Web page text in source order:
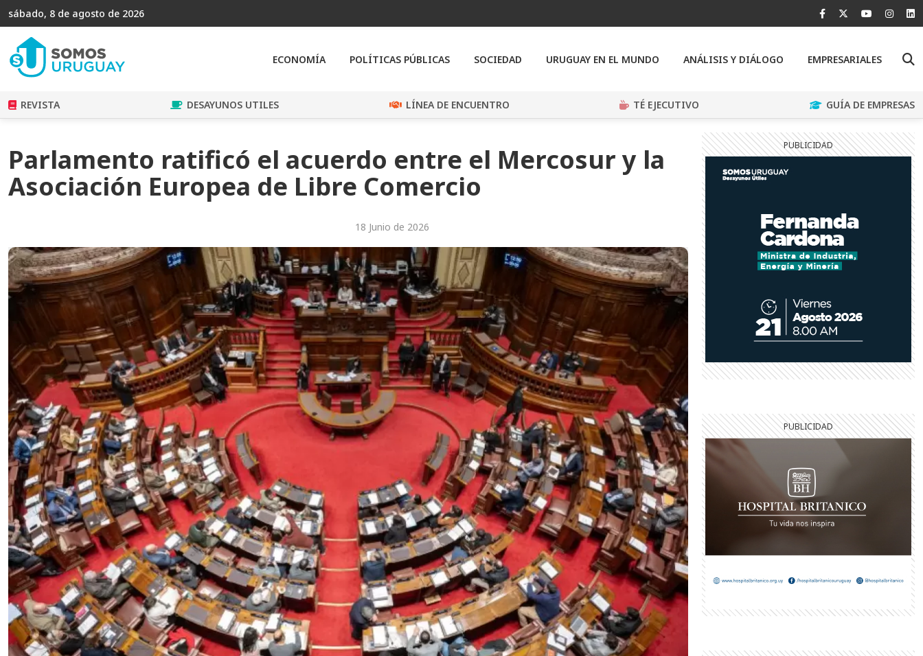
sábado, 8 de agosto de 2026
ECONOMÍA POLÍTICAS PÚBLICAS SOCIEDAD URUGUAY EN EL MUNDO ANÁLISIS Y DIÁLOGO EMPRESARIALES
REVISTA DESAYUNOS UTILES LÍNEA DE ENCUENTRO TÉ EJECUTIVO GUÍA DE EMPRESAS
Parlamento ratificó el acuerdo entre el Mercosur y la
Asociación Europea de Libre Comercio
18 Junio de 2026